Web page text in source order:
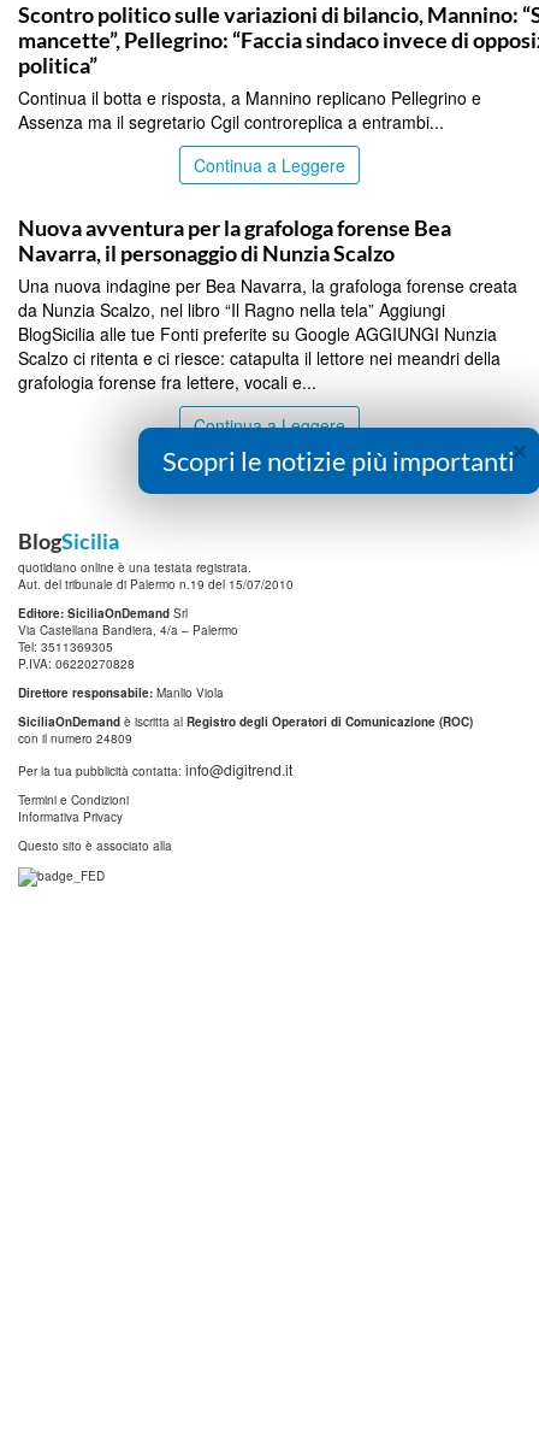
Scontro politico sulle variazioni di bilancio, Mannino:
mancette”, Pellegrino: “Faccia sindaco invece di
politica”
Continua il botta e risposta, a Mannino replicano Pellegrino e
Assenza ma il segretario Cgil controreplica a entrambi...
Continua a Leggere
Nuova avventura per la grafologa forense Bea
Navarra, il personaggio di Nunzia Scalzo
Una nuova indagine per Bea Navarra, la grafologa forense creata
da Nunzia Scalzo, nel libro “Il Ragno nella tela” Aggiungi
BlogSicilia alle tue Fonti preferite su Google AGGIUNGI Nunzia
Scalzo ci ritenta e ci riesce: catapulta il lettore nei meandri della
grafologia forense fra lettere, vocali e...
Continua a Leggere
BlogSicilia
quotidiano online è una testata registrata.
Aut. del tribunale di Palermo n.19 del 15/07/2010
Editore: SiciliaOnDemand Srl
Via Castellana Bandiera, 4/a – Palermo
Tel: 3511369305
P.IVA: 06220270828
Direttore responsabile: Manlio Viola
SiciliaOnDemand è iscritta al Registro degli Operatori di Comunicazione (ROC)
con il numero 24809
Per la tua pubblicità contatta: info@digitrend.it
Termini e Condizioni
Informativa Privacy
Questo sito è associato alla
×
Scopri le notizie più importanti